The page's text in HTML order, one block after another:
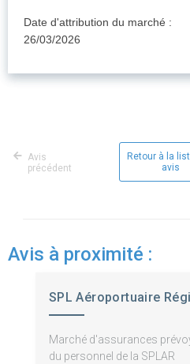
Date d'attribution du marché :
26/03/2026
Avis
précédent
Retour à la
avis
Avis à proximité :
SPL Aéroportuaire
Marché d'assurances
du personnel de la SPLAR